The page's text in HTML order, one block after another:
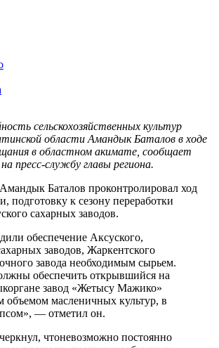
сельскохозяйственных культур
области Амандык Баталов в ходе
в областном акимате, сообщает
пресс-службу главы региона.
Баталов проконтролировал ход
подготовку к сезону переработки
сахарных заводов.
обеспечение Аксуского,
заводов, Жаркентского
завода необходимым сырьем.
обеспечить открывшийся на
завод «Жетысу Мажико»
объемом масленичных культур, в
— отметил он.
чтоневозможно постоянно